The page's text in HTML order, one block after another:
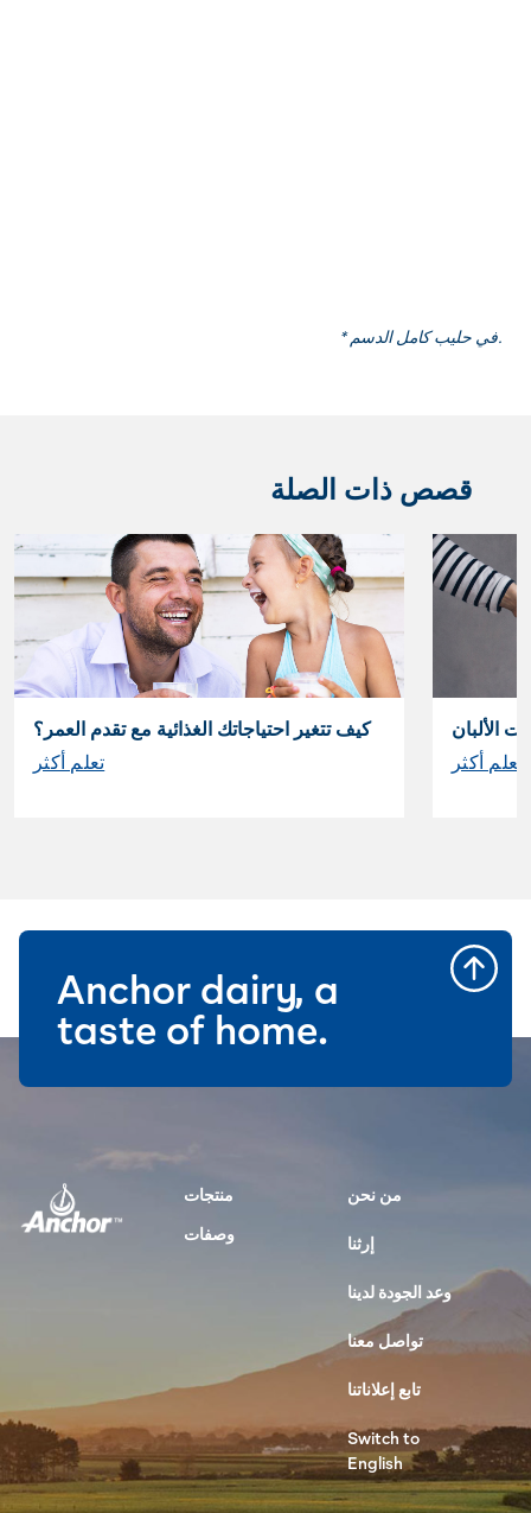
* في حليب كامل الدسم.
قصص ذات الصلة
كيف تتغير احتياجاتك الغذائية مع تقدم العمر؟
تعلم أكثر
الألبان
تعلم أكثر
منتجات
وصفات
من نحن
إرثنا
وعد الجودة لدينا
تواصل معنا
تابع إعلاناتنا
Switch to
English
Anchor dairy, a
taste of home.